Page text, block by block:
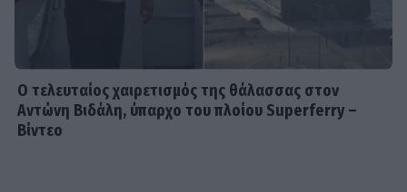
Ο τελευταίος χαιρετισμός της θάλασσας στον
Αντώνη Βιδάλη, ύπαρχο του πλοίου Superferry –
Βίντεο